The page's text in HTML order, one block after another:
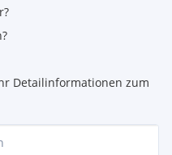
Detailinformationen zum